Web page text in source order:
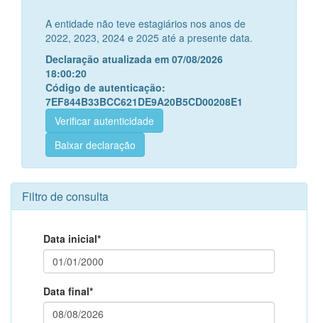
A entidade não teve estagiários nos anos de
2022, 2023, 2024 e 2025 até a presente data.
Declaração atualizada em 07/08/2026
18:00:20
Código de autenticação:
7EF844B33BCC621DE9A20B5CD00208E1
Verificar autenticidade
Baixar declaração
Filtro de consulta
Data inicial*
Data final*